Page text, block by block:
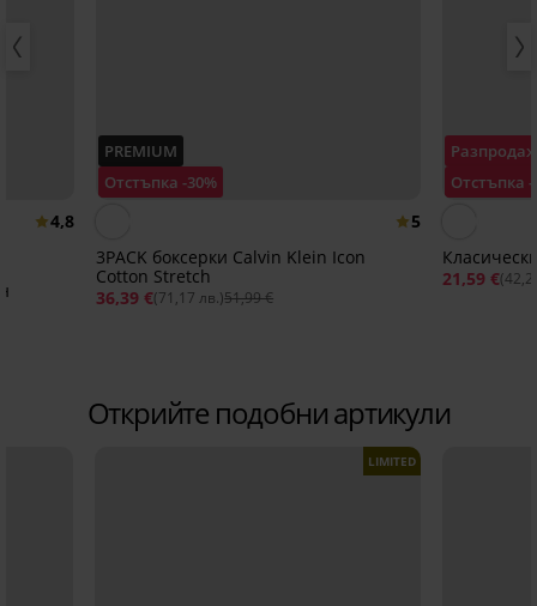
4,8
PREMIUM
Отстъпка -30%
5
3PACK боксерки Calvin Klein Icon
Cotton Stretch
36,39 €(71,17 лв.)51,99 €
Отстъпка -
21,59 €
Открийте подобни артикули
LIMITED